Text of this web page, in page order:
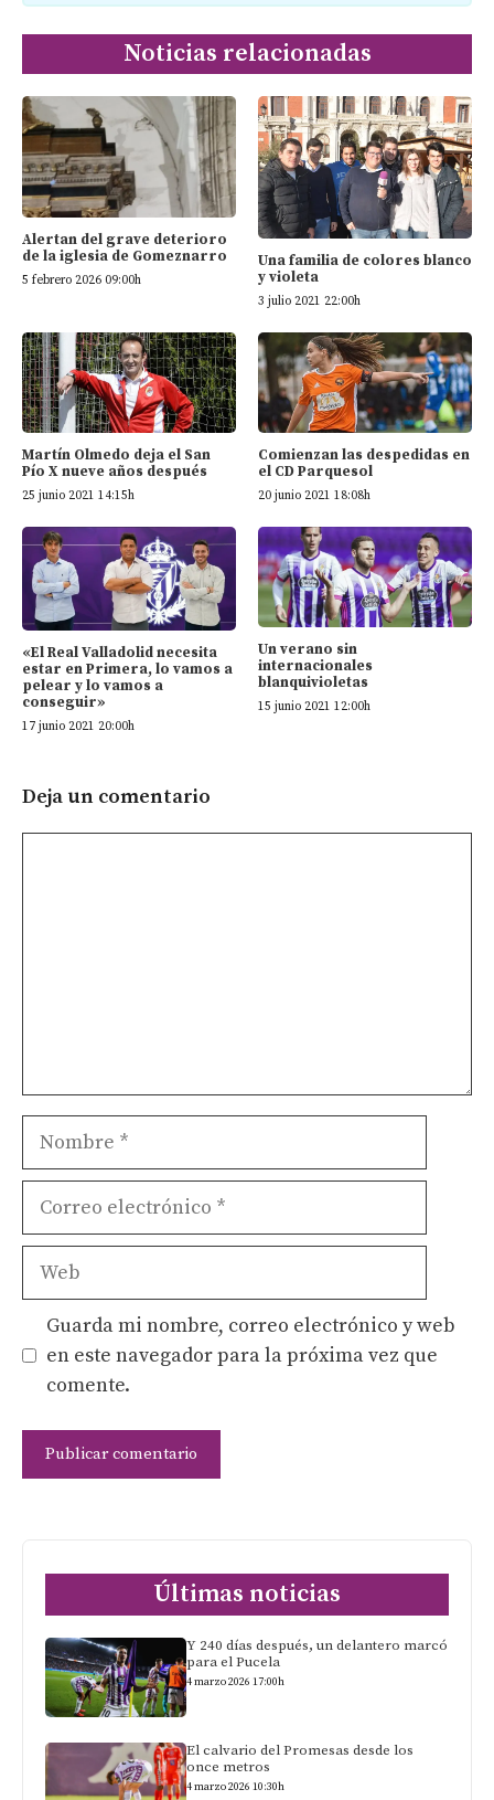
Noticias relacionadas
Alertan del grave deterioro
de la iglesia de Gomeznarro
5 febrero 2026 09:00h
Una familia de colores blanco
y violeta
3 julio 2021 22:00h
Martín Olmedo deja el San
Pío X nueve años después
25 junio 2021 14:15h
Comienzan las despedidas en
el CD Parquesol
20 junio 2021 18:08h
«El Real Valladolid necesita
estar en Primera, lo vamos a
pelear y lo vamos a
conseguir»
17 junio 2021 20:00h
Un verano sin
internacionales
blanquivioletas
15 junio 2021 12:00h
Deja un comentario
Nombre
Correo
Web
Guarda mi nombre, correo electrónico y web
en este navegador para la próxima vez que
comente.
Últimas noticias
Y 240 días después, un delantero marcó
para el Pucela
4 marzo 2026 17:00h
El calvario del Promesas desde los
once metros
4 marzo 2026 10:30h